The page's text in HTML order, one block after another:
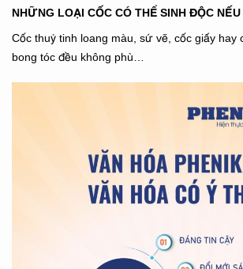
NHỮNG LOẠI CỐC CÓ THỂ SINH ĐỘC
Cốc thuỷ tinh loang màu, sứ vẽ, cốc giấy hay
bong tóc đều không phù…